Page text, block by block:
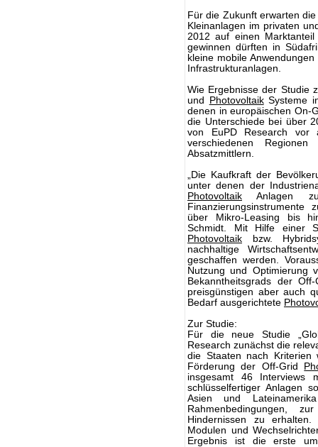
Für die Zukunft erwarten
Kleinanlagen im privaten
2012 auf einen
gewinnen dürften in
kleine mobile
Infrastrukturanlagen.
Wie Ergebnisse der Studie
und
PhotovoltaikSysteme
denen in europäischen On-
die Unterschiede bei über
von EuPD Research vor
verschiedenen
Absatzmittlern.
„Die Kaufkraft der
unter denen der
Photovoltaik Anlagen zu
Finanzierungsinstrumente
über Mikro-Leasing bis
Schmidt. Mit Hilfe einer
Photovoltaik bzw.
nachhaltige
geschaffen werden.
Nutzung und Optimierung
Bekanntheitsgrads der
preisgünstigen aber auch
Bedarf ausgerichtete
Zur Studie:
Für die neue Studie
Research zunächst die
die Staaten nach Kriterien
Förderung der Off-Grid
insgesamt 46 Interviews
schlüsselfertiger Anlagen
Asien und
Rahmenbedingungen,
Hindernissen zu
Modulen und
Ergebnis ist die erste